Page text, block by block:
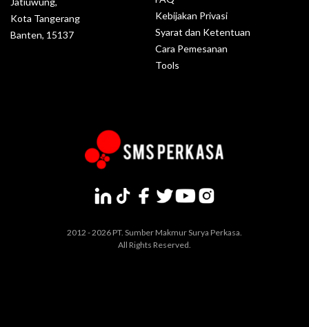
Kota Tangerang
Banten, 15137
Kebijakan Privasi
Syarat dan Ketentuan
Cara Pemesanan
Tools
2012 - 2026 PT. Sumber Makmur Surya Perkasa.
All Rights Reserved.